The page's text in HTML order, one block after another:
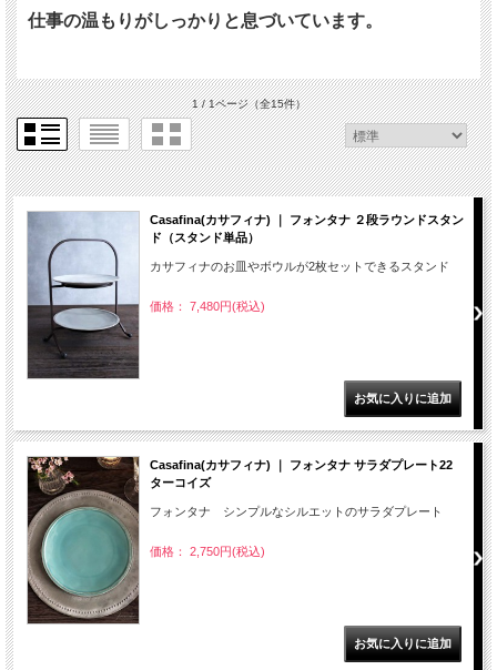
仕事の温もりがしっかりと息づいています。
1 / 1ページ（全15件）
Casafina(カサフィナ) ｜ フォンタナ ２段ラウンドスタン
ド（スタンド単品）
カサフィナのお皿やボウルが2枚セットできるスタンド
価格： 7,480円(税込)
Casafina(カサフィナ) ｜ フォンタナ サラダプレート22
ターコイズ
フォンタナ シンプルなシルエットのサラダプレート
価格： 2,750円(税込)